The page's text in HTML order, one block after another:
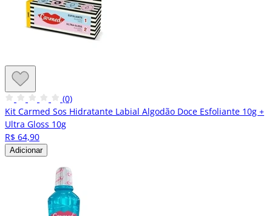
(0)
Kit Carmed Sos Hidratante Labial Algodão Doce Esfoliante 10g +
Ultra Gloss 10g
R$ 64,90
Adicionar